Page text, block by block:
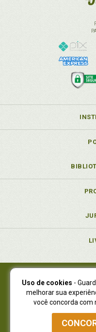
Juruá Editora
Juruá Informática
NOVO ENDEREÇO:R.
Curitiba -
Atendimento: (41) 4009-
Uso de cookies -
melhorar sua
você concorda com